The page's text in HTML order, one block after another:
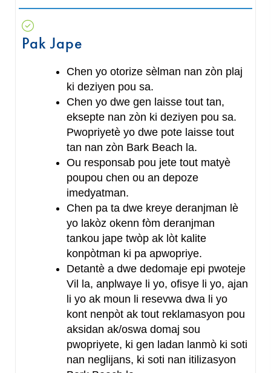
Pak Jape
Chen yo otorize sèlman nan zòn plaj
ki deziyen pou sa.
Chen yo dwe gen laisse tout tan,
eksepte nan zòn ki deziyen pou sa.
Pwopriyetè yo dwe pote laisse tout
tan nan zòn Bark Beach la.
Ou responsab pou jete tout matyè
poupou chen ou an depoze
imedyatman.
Chen pa ta dwe kreye deranjman lè
yo lakòz okenn fòm deranjman
tankou jape twòp ak lòt kalite
konpòtman ki pa apwopriye.
Detantè a dwe dedomaje epi pwoteje
Vil la, anplwaye li yo, ofisye li yo, ajan
li yo ak moun li resevwa dwa li yo
kont nenpòt ak tout reklamasyon pou
aksidan ak/oswa domaj sou
pwopriyete, ki gen ladan lanmò ki soti
nan neglijans, ki soti nan itilizasyon